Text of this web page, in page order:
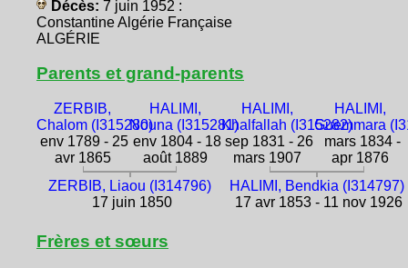
Décès: 7 juin 1952 :
Constantine Algérie Française
ALGÉRIE
Parents et grand-parents
ZERBIB,
Chalom (I315280)
env 1789 - 25
avr 1865
HALIMI,
Nouna (I315281)
env 1804 - 18
août 1889
HALIMI,
Khalfallah (I315282)
sep 1831 - 26
mars 1907
HALIMI,
Guemmara
mars 1834 -
apr 1876
ZERBIB, Liaou (I314796)
17 juin 1850
HALIMI, Bendkia (I314797)
17 avr 1853 - 11 nov 1926
Frères et sœurs